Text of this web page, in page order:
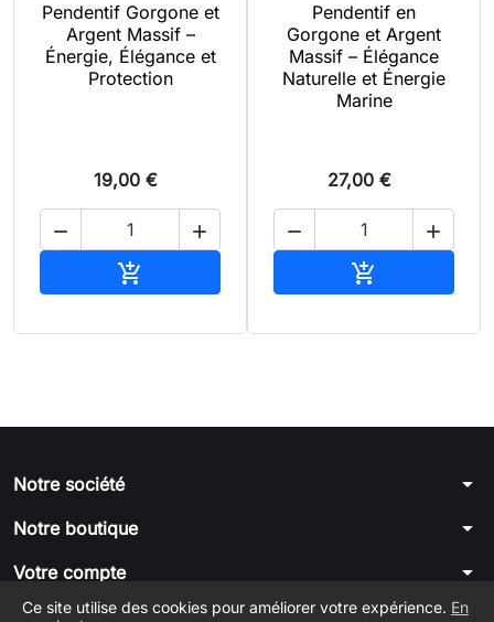
Ce site utilise des cookies pour améliorer votre expérience. En
Pendentif Gorgone et
Argent Massif –
Énergie, Élégance et
Protection
19,00 €
 

Pendentif en
Gorgone et Argent
Massif – Élégance
Naturelle et Énergie
Marine
27,00 €
 

Notre société arrow_drop_down
Notre boutique arrow_drop_down
Votre compte arrow_drop_down
Informations arrow_drop_down